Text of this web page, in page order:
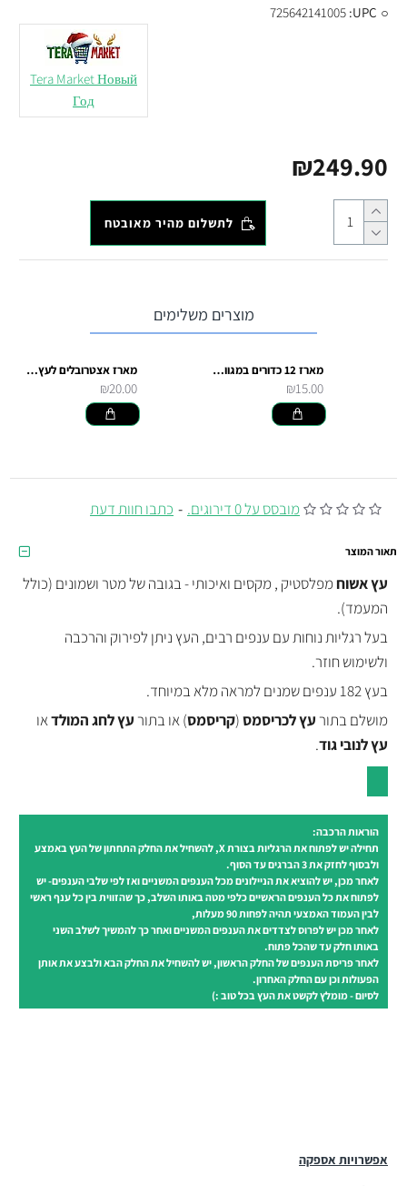
מובסס על 0 דירוגים. - כתבו חוות דעת
₪249.90
UPC:
725642141005
Tera Market Новый
Год
לתשלום מהיר מאובטח
מוצרים משלימים
מארז 12 כדורים במגוון צבעים לעץ
₪15.00
מארז אצטרובלים לעץ חג המולד
₪20.00
אפשרויות אספקה
תאור המוצר
עץ אשוחמפלסטיק , מקסים ואיכותי - בגובה של מטר ושמונים (כולל
המעמד).
בעל רגליות נוחות עם ענפים רבים, העץ ניתן לפירוק והרכבה
ולשימוש חוזר.
בעץ 182 ענפים שמנים למראה מלא במיוחד.
מושלם בתור עץ לכריסמס(קריסמס) או בתור עץ לחג המולדאו
עץ לנובי גוד.
הוראות הרכבה:
תחילה יש לפתוח את הרגליות בצורת X, להשחיל את החלק התחתון של העץ באמצע
ולבסוף לחזק את 3 הברגים עד הסוף.
לאחר מכן, יש להוציא את הניילונים מכל הענפים המשניים ואז לפי שלבי הענפים- יש
לפתוח את כל הענפים הראשיים כלפי מטה באותו השלב, כך שהזווית בין כל ענף ראשי
לבין העמוד האמצעי תהיה לפחות 90 מעלות,
לאחר מכן יש לפרוס לצדדים את הענפים המשניים ואחר כך להמשיך לשלב השני
באותו חלק עד שהכל פתוח.
לאחר פריסת הענפים של החלק הראשון, יש להשחיל את החלק הבא ולבצע את אותן
הפעולות וכן עם החלק האחרון.
לסיום - מומלץ לקשט את העץ בכל טוב :)